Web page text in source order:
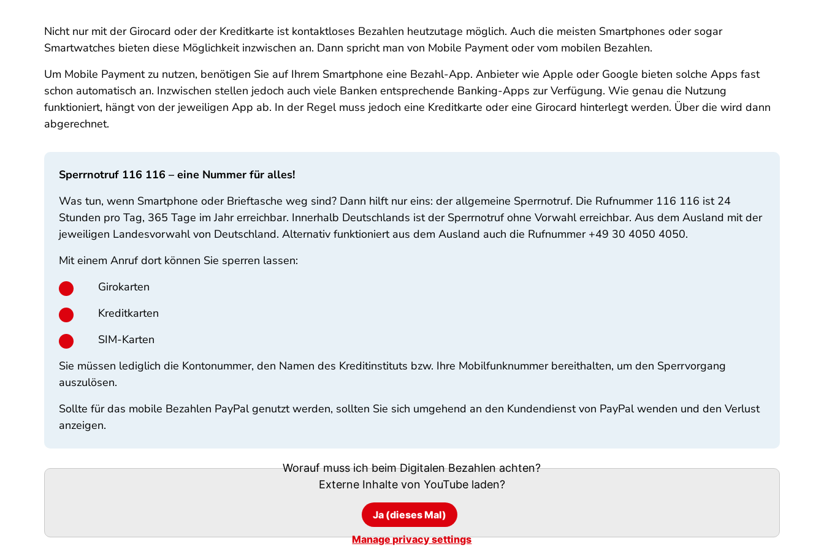
Nicht nur mit der Girocard oder der Kreditkarte ist kontaktloses Bezahlen heutzutage möglich. Auch die meisten Smartphones oder sogar
Smartwatches bieten diese Möglichkeit inzwischen an. Dann spricht man von Mobile Payment oder vom mobilen Bezahlen.
Um Mobile Payment zu nutzen, benötigen Sie auf Ihrem Smartphone eine Bezahl-App. Anbieter wie Apple oder Google bieten solche Apps fast
schon automatisch an. Inzwischen stellen jedoch auch viele Banken entsprechende Banking-Apps zur Verfügung. Wie genau die Nutzung
funktioniert, hängt von der jeweiligen App ab. In der Regel muss jedoch eine Kreditkarte oder eine Girocard hinterlegt werden. Über die wird dann
abgerechnet.
Sperrnotruf 116 116 – eine Nummer für alles!
Was tun, wenn Smartphone oder Brieftasche weg sind? Dann hilft nur eins: der allgemeine Sperrnotruf. Die Rufnummer 116 116 ist 24
Stunden pro Tag, 365 Tage im Jahr erreichbar. Innerhalb Deutschlands ist der Sperrnotruf ohne Vorwahl erreichbar. Aus dem Ausland mit der
jeweiligen Landesvorwahl von Deutschland. Alternativ funktioniert aus dem Ausland auch die Rufnummer +49 30 4050 4050.
Mit einem Anruf dort können Sie sperren lassen:
Girokarten
Kreditkarten
SIM-Karten
Sie müssen lediglich die Kontonummer, den Namen des Kreditinstituts bzw. Ihre Mobilfunknummer bereithalten, um den Sperrvorgang
auszulösen.
Sollte für das mobile Bezahlen PayPal genutzt werden, sollten Sie sich umgehend an den Kundendienst von PayPal wenden und den Verlust
anzeigen.
Worauf muss ich beim Digitalen Bezahlen achten?
Externe Inhalte von YouTubeladen?
Ja (dieses Mal)
Manage privacy settings